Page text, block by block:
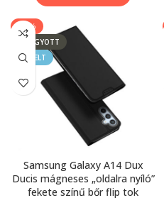
-17%
ELFOGYOTT
KIEMELT
Samsung Galaxy A14 Dux
Ducis mágneses „oldalra nyíló”
fekete színű bőr flip tok